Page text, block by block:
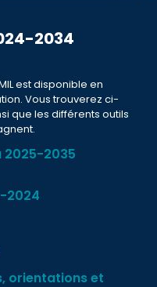
2034
est disponible en
Vous trouverez ci-
que les différents outils
2025-2035
2024
orientations et